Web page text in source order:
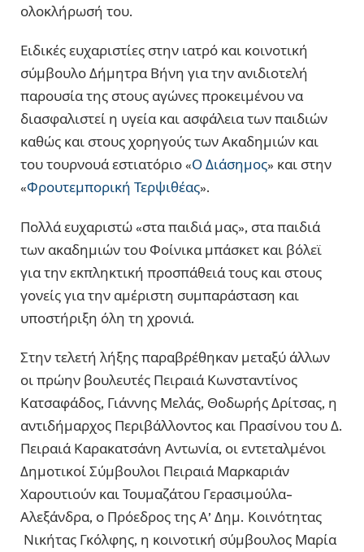
ολοκλήρωσή του.
Ειδικές ευχαριστίες στην ιατρό και κοινοτική
σύμβουλο Δήμητρα Βήνη για την ανιδιοτελή
παρουσία της στους αγώνες προκειμένου να
διασφαλιστεί η υγεία και ασφάλεια των παιδιών
καθώς και στους χορηγούς των Ακαδημιών και
του τουρνουά εστιατόριο «Ο Διάσημος» και στην
«Φρουτεμπορική Τερψιθέας».
Πολλά ευχαριστώ «στα παιδιά μας», στα παιδιά
των ακαδημιών του Φοίνικα μπάσκετ και βόλεϊ
για την εκπληκτική προσπάθειά τους και στους
γονείς για την αμέριστη συμπαράσταση και
υποστήριξη όλη τη χρονιά.
Στην τελετή λήξης παραβρέθηκαν μεταξύ άλλων
οι πρώην βουλευτές Πειραιά Κωνσταντίνος
Κατσαφάδος, Γιάννης Μελάς, Θοδωρής Δρίτσας, η
αντιδήμαρχος Περιβάλλοντος και Πρασίνου του Δ.
Πειραιά Καρακατσάνη Αντωνία, οι εντεταλμένοι
Δημοτικοί Σύμβουλοι Πειραιά Μαρκαριάν
Χαρουτιούν και Τουμαζάτου Γερασιμούλα-
Αλεξάνδρα, ο Πρόεδρος της Α’ Δημ. Κοινότητας
Νικήτας Γκόλφης, η κοινοτική σύμβουλος Μαρία